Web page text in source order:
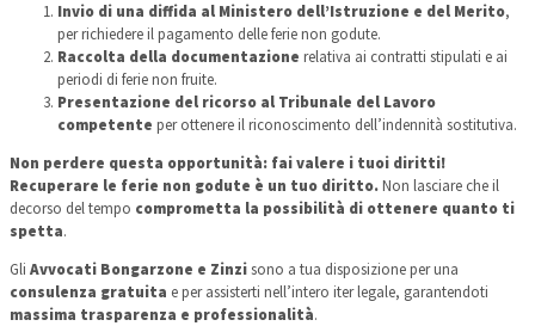
Invio di una diffida al Ministero dell’Istruzione e del Merito,
per richiedere il pagamento delle ferie non godute.
Raccolta della documentazione relativa ai contratti stipulati e ai
periodi di ferie non fruite.
Presentazione del ricorso al Tribunale del Lavoro
competente per ottenere il riconoscimento dell’indennità sostitutiva.
Non perdere questa opportunità: fai valere i tuoi diritti!
Recuperare le ferie non godute è un tuo diritto.Non lasciare che il
decorso del tempo comprometta la possibilità di ottenere quanto ti
spetta.
Gli Avvocati Bongarzone e Zinzisono a tua disposizione per una
consulenza gratuita e per assisterti nell’intero iter legale, garantendoti
massima trasparenza e professionalità.